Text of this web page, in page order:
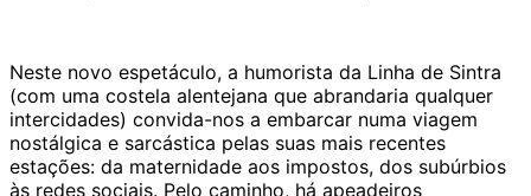
Neste novo espetáculo, a humorista da Linha de Sintra
(com uma costela alentejana que abrandaria qualquer
intercidades) convida-nos a embarcar numa viagem
nostálgica e sarcástica pelas suas mais recentes
estações: da maternidade aos impostos, dos subúrbios
às redes sociais. Pelo caminho, há apeadeiros